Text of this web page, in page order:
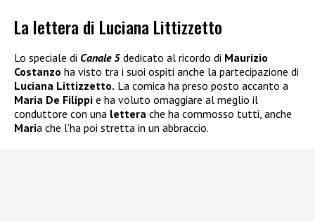
La lettera di Luciana Littizzetto
Lo speciale di Canale 5 dedicato al ricordo di Maurizio
Costanzo ha visto tra i suoi ospiti anche la partecipazione di
Luciana Littizzetto. La comica ha preso posto accanto a
Maria De Filippi e ha voluto omaggiare al meglio il
conduttore con una lettera che ha commosso tutti, anche
Maria che l’ha poi stretta in un abbraccio.